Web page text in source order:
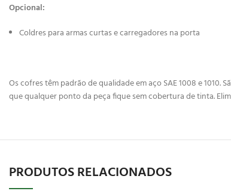
Opcional:
Coldres para armas curtas e carregadores na porta
Os cofres têm padrão de qualidade em aço SAE 1008 e
que qualquer ponto da peça fique sem cobertura de tinta.
PRODUTOS RELACIONADOS